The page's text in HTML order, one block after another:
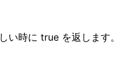
時に true を返します。